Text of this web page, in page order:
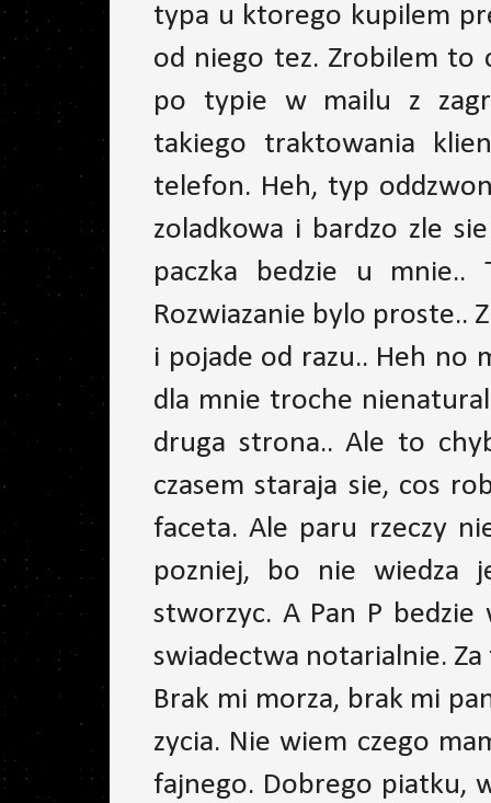
typa u ktorego kupilem
od niego tez. Zrobilem to
po typie w mailu z
takiego traktowania
telefon. Heh, typ
zoladkowa i bardzo zle
paczka bedzie u
Rozwiazanie bylo proste..
i pojade od razu.. Heh no
dla mnie troche
druga strona.. Ale to
czasem staraja sie, cos
faceta. Ale paru rzeczy
pozniej, bo nie wiedza
stworzyc. A Pan P
swiadectwa notarialnie.
Brak mi morza, brak mi
zycia. Nie wiem czego
fajnego. Dobrego piatku,